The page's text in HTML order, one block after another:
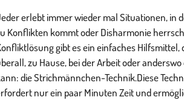
erlebt immer wieder mal Situationen, in
Konflikten kommt oder Disharmonie
gibt es ein einfaches Hilfsmittel,
zu Hause, bei der Arbeit oder
die Strichmännchen-Technik.Diese
nur ein paar Minuten Zeit und